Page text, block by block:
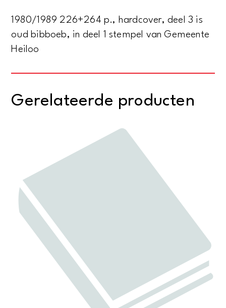
1980/1989 226+264 p., hardcover, deel 3 is
oud bibboeb, in deel 1 stempel van Gemeente
Heiloo
Gerelateerde producten